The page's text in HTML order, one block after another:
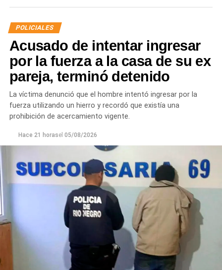
comunicarse a los teléfonos 4423195 o 2984-646319, de
lunes a viernes de 8 a 14.
POLICIALES
Acusado de intentar ingresar
por la fuerza a la casa de su ex
pareja, terminó detenido
La víctima denunció que el hombre intentó ingresar por la
fuerza utilizando un hierro y recordó que existía una
prohibición de acercamiento vigente.
Hace 21 horasel 05/08/2026